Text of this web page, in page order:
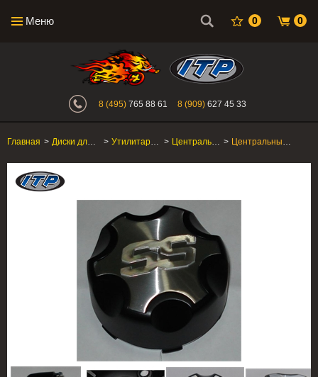
Меню 0 0
Интернет-магазин "Поросенок".
8 (495) 765 88 61 8 (909) 627 45 33
Главная > Диски для квадроцикла > Утилитарные ATV/SxS > Центральные колпачки > Центральный колпачок диска ITP C110SS